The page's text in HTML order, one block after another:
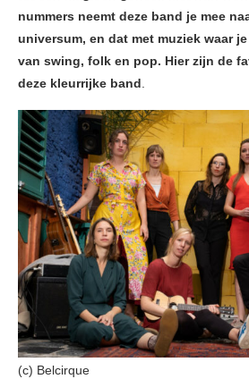
nummers neemt deze band je mee
universum, en dat met muziek waar
van swing, folk en pop. Hier zijn de
deze kleurrijke band.
(c) Belcirque